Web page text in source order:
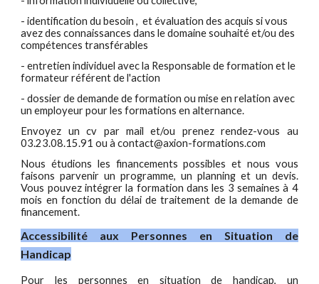
- identification du besoin , et évaluation des acquis si vous
avez des connaissances dans le domaine souhaité et/ou des
compétences transférables
- entretien individuel avec la Responsable de formation et le
formateur référent de l'action
- dossier de demande de formation ou mise en relation avec
un employeur pour les formations en alternance.
Envoyez un cv par mail et/ou prenez rendez-vous au
03.23.08.15.91 ou à contact@axion-formations.com
Nous étudions les financements possibles et nous vous
faisons parvenir un programme, un planning et un devis.
Vous pouvez intégrer la formation dans les 3 semaines à 4
mois en fonction du délai de traitement de la demande de
financement.
Accessibilité aux Personnes en Situation de
Handicap
Pour les personnes en situation de handicap, un